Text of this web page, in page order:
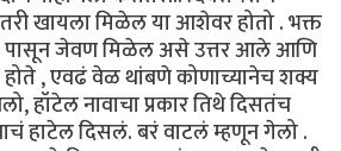
खायला मिळेल या आशेवर होतो . भक्त
पासून जेवण मिळेल असे उत्तर आले आणि
, एवढं वेळ थांबणे कोणाच्यानेच शक्य
हॉटेल नावाचा प्रकार तिथे दिसतंच
हाटेल दिसलं. बरं वाटलं म्हणून गेलो .